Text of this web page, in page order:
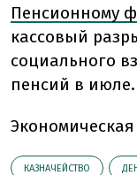
Пенсионному
кассовый
социального
пенсий в июле.
КАЗНАЧЕЙСТВО